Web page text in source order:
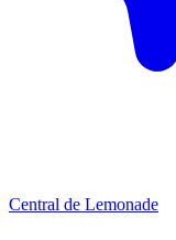
Central de Lemonade